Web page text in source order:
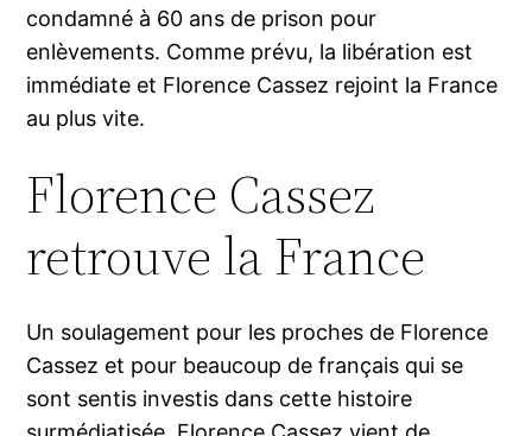
condamné à 60 ans de prison pour
enlèvements. Comme prévu, la libération est
immédiate et Florence Cassez rejoint la France
au plus vite.
Florence Cassez
retrouve la France
Un soulagement pour les proches de Florence
Cassez et pour beaucoup de français qui se
sont sentis investis dans cette histoire